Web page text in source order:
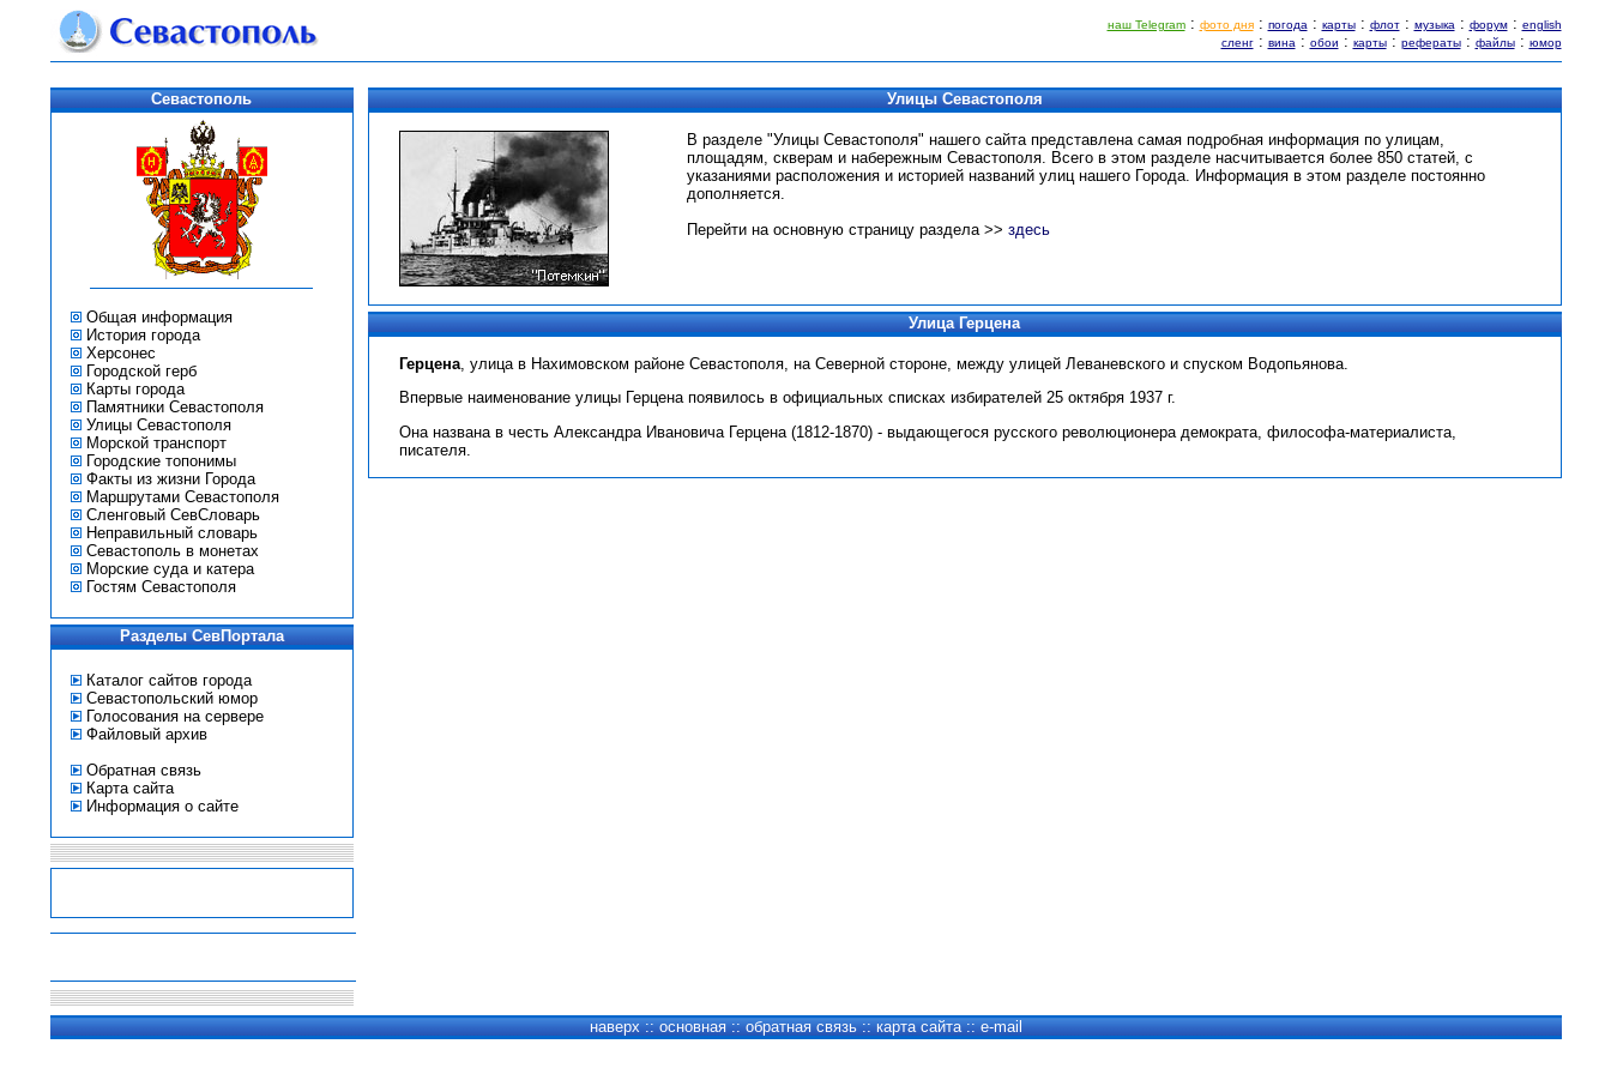
наш Telegram: фото дня: погода: карты: флот: музыка: форум: english
сленг: вина: обои : карты: рефераты: файлы: юмор
Севастополь
Общая информация
История города
Херсонес
Городской герб
Карты города
Памятники Севастополя
Улицы Севастополя
Морской транспорт
Городские топонимы
Факты из жизни Города
Маршрутами Севастополя
Сленговый СевСловарь
Неправильный словарь
Севастополь в монетах
Морские суда и катера
Гостям Севастополя
Разделы СевПортала
Каталог сайтов города
Севастопольский юмор
Голосования на сервере
Файловый архив
Обратная связь
Карта сайта
Информация о сайте
Улицы Севастополя
В разделе "Улицы Севастополя" нашего сайта представлена самая подробная информация по улицам,
площадям, скверам и набережным Севастополя. Всего в этом разделе насчитывается более 850 статей, с
указаниями расположения и историей названий улиц нашего Города. Информация в этом разделе постоянно
дополняется.
Перейти на основную страницу раздела >> здесь
Улица Герцена
Герцена, улица в Нахимовском районе Севастополя, на Северной стороне, между улицей Леваневского и спуском Водопьянова.
Впервые наименование улицы Герцена появилось в официальных списках избирателей 25 октября 1937 г.
Она названа в честь Александра Ивановича Герцена (1812-1870) - выдающегося русского революционера демократа, философа-материалиста,
писателя.
наверх ::основная ::обратная связь :: карта сайта::e-mail